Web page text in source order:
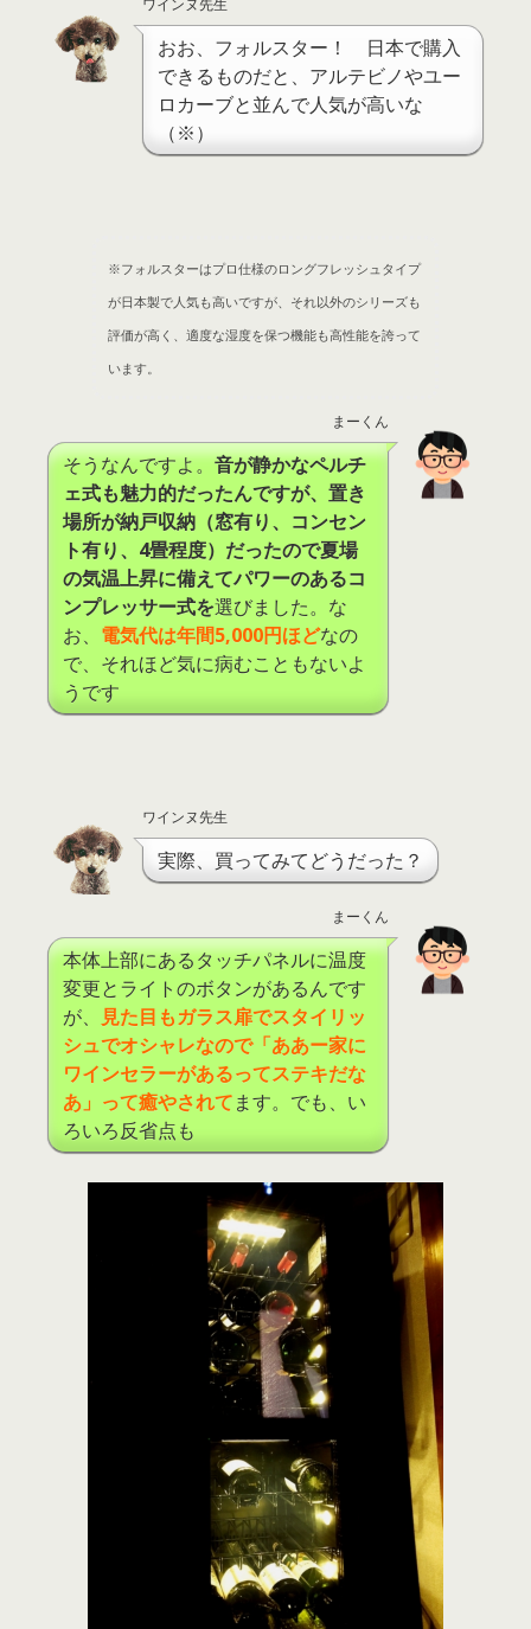
ワインヌ先生
おお、フォルスター！ 日本で購入
できるものだと、アルテビノやユー
ロカーブと並んで人気が高いな
（※）
※フォルスターはプロ仕様のロングフレッシュタイプ
が日本製で人気も高いですが、それ以外のシリーズも
評価が高く、適度な湿度を保つ機能も高性能を誇って
います。
まーくん
そうなんですよ。音が静かなペルチ
ェ式も魅力的だったんですが、置き
場所が納戸収納（窓有り、コンセン
ト有り、4畳程度）だったので夏場
の気温上昇に備えてパワーのあるコ
ンプレッサー式を選びました。な
お、 電気代は年間5,000円ほどなの
で、それほど気に病むこともないよ
うです
ワインヌ先生
実際、買ってみてどうだった？
まーくん
本体上部にあるタッチパネルに温度
変更とライトのボタンがあるんです
が、
見た目もガラス扉でスタイリッ
シュでオシャレなので「ああー家に
ワインセラーがあるってステキだな
あ」って癒やされてます。でも、い
ろいろ反省点も